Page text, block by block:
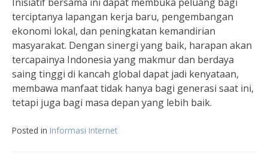
terciptanya lapangan kerja baru, pengembangan
ekonomi lokal, dan peningkatan kemandirian
masyarakat. Dengan sinergi yang baik, harapan akan
tercapainya Indonesia yang makmur dan berdaya
saing tinggi di kancah global dapat jadi kenyataan,
membawa manfaat tidak hanya bagi generasi saat ini,
tetapi juga bagi masa depan yang lebih baik.
Posted in Informasi Internet